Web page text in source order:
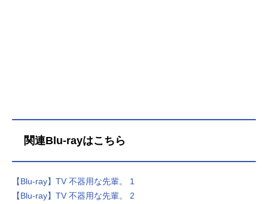
関連Blu-rayはこちら
【Blu-ray】TV 不器用な先輩。 1
【Blu-ray】TV 不器用な先輩。 2